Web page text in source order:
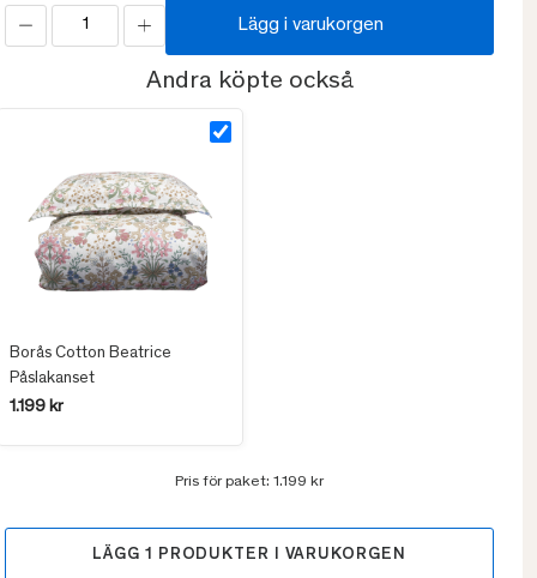
Lägg i varukorgen
Andra köpte också
Borås Cotton Beatrice
Påslakanset
1.199 kr
Pris för paket: 1.199 kr
LÄGG 1 PRODUKTER I VARUKORGEN